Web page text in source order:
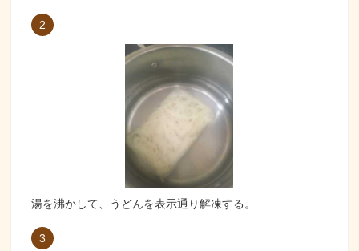
2
湯を沸かして、うどんを表示通り解凍する。
3